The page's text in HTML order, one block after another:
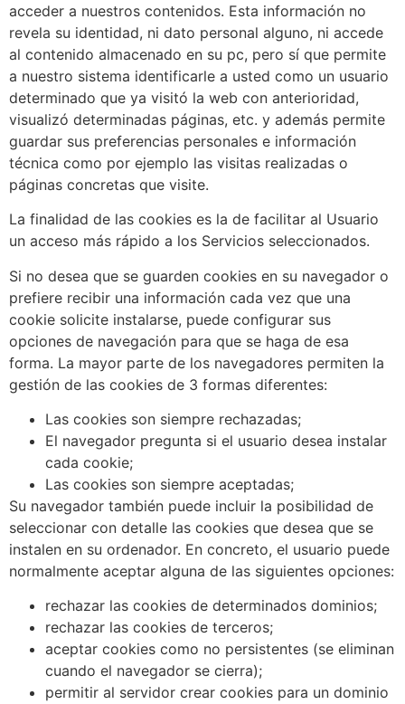
acceder a nuestros contenidos. Esta información no
revela su identidad, ni dato personal alguno, ni accede
al contenido almacenado en su pc, pero sí que permite
a nuestro sistema identificarle a usted como un usuario
determinado que ya visitó la web con anterioridad,
visualizó determinadas páginas, etc. y además permite
guardar sus preferencias personales e información
técnica como por ejemplo las visitas realizadas o
páginas concretas que visite.
La finalidad de las cookies es la de facilitar al Usuario
un acceso más rápido a los Servicios seleccionados.
Si no desea que se guarden cookies en su navegador o
prefiere recibir una información cada vez que una
cookie solicite instalarse, puede configurar sus
opciones de navegación para que se haga de esa
forma. La mayor parte de los navegadores permiten la
gestión de las cookies de 3 formas diferentes:
Las cookies son siempre rechazadas;
El navegador pregunta si el usuario desea instalar
cada cookie;
Las cookies son siempre aceptadas;
Su navegador también puede incluir la posibilidad de
seleccionar con detalle las cookies que desea que se
instalen en su ordenador. En concreto, el usuario puede
normalmente aceptar alguna de las siguientes opciones:
rechazar las cookies de determinados dominios;
rechazar las cookies de terceros;
aceptar cookies como no persistentes (se eliminan
cuando el navegador se cierra);
permitir al servidor crear cookies para un dominio